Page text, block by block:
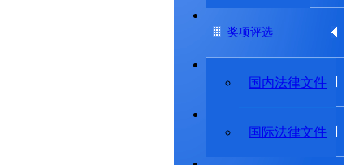
奖项评选
国内法律文件
国际法律文件
法律法规
出版物